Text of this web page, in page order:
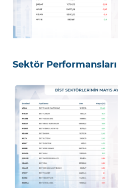
Sektör Performansları